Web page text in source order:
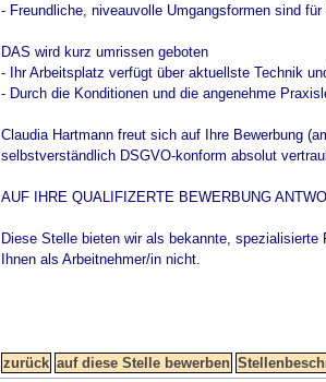
- Freundliche, niveauvolle Umgangsformen sind
DAS wird kurz umrissen geboten
- Ihr Arbeitsplatz verfügt über aktuellste Technik
- Durch die Konditionen und die angenehme
Claudia Hartmann freut sich auf Ihre Bewerbung
selbstverständlich DSGVO-konform absolut
AUF IHRE QUALIFIZERTE BEWERBUNG
Diese Stelle bieten wir als bekannte,
Ihnen als Arbeitnehmer/in nicht.